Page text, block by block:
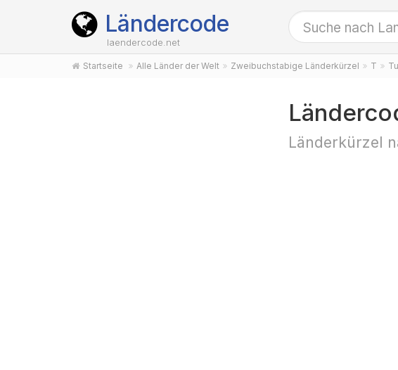
Ländercode
laendercode.net
Startseite Alle Länder der Welt Zweibuchstabige Länderkürzel T
Länderkürzel